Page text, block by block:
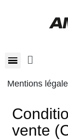
Mentions
vente